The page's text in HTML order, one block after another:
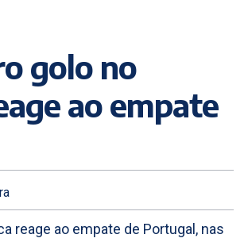
golo no
ao empate
reage ao empate de Portugal, nas